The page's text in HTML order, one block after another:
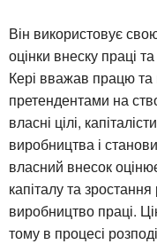
Він використовує
оцінки внеску праці
Кері вважав працю та
претендентами на
власні цілі,
виробництва і
власний внесок
капіталу та
виробництво праці.
тому в процесі